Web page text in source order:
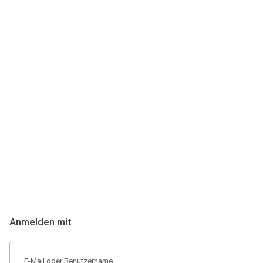
Anmelden mit